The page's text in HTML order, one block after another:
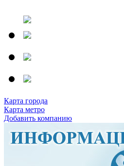
Карта города
Карта метро
Добавить компанию